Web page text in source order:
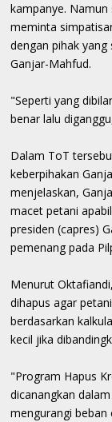
kampanye.
meminta
dengan pihak
Ganjar-Mahfud.
"Seperti yang
benar lalu
Dalam ToT
keberpihakan
menjelaskan,
macet petani
presiden (capres)
pemenang pada
Menurut
dihapus agar
berdasarkan
kecil jika
"Program Hapus
dicanangkan
mengurangi